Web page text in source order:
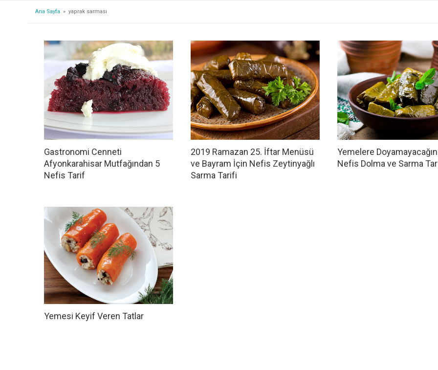
Ana Sayfa » yaprak sarması
Gastronomi Cenneti
Afyonkarahisar Mutfağından 5
Nefis Tarif
2019 Ramazan 25. İftar Menüsü
ve Bayram İçin Nefis Zeytinyağlı
Sarma Tarifi
Yemelere
Nefis Dolma ve Sarma
Yemesi Keyif Veren Tatlar